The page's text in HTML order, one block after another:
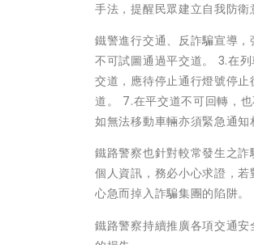
手法，提醒民眾建立自我防衛
鐵警進行交通、反詐騙宣導
不可試圖通過平交道。 3.在
交道，應待停止通行燈號停
道。 7.在平交道不可回轉，
如無法移動車輛亦須緊急通知
鐵路警察也針對較常發生之
個人資訊，務必小心求證，
心急而掉入詐騙集團的陷阱。
鐵路警察持續推廣各項交通